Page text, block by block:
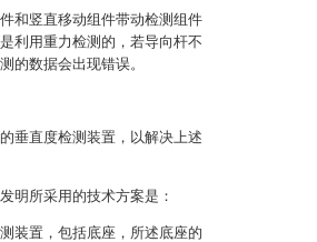
和竖直移动组件带动检测组件
利用重力检测的，若导向杆不
的数据会出现错误。
垂直度检测装置，以解决上述
明所采用的技术方案是：
装置，包括底座，所述底座的